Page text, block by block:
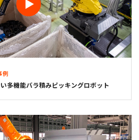
例
多機能バラ積みピッキングロボット